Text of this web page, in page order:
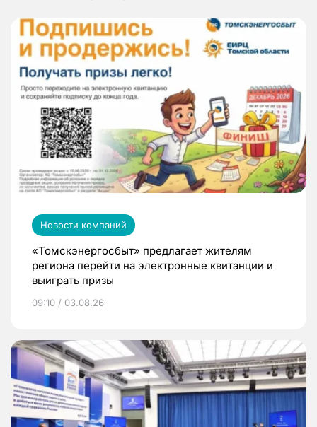
Новости компаний
«Томскэнергосбыт» предлагает жителям
региона перейти на электронные квитанции и
выиграть призы
09:10 / 03.08.26